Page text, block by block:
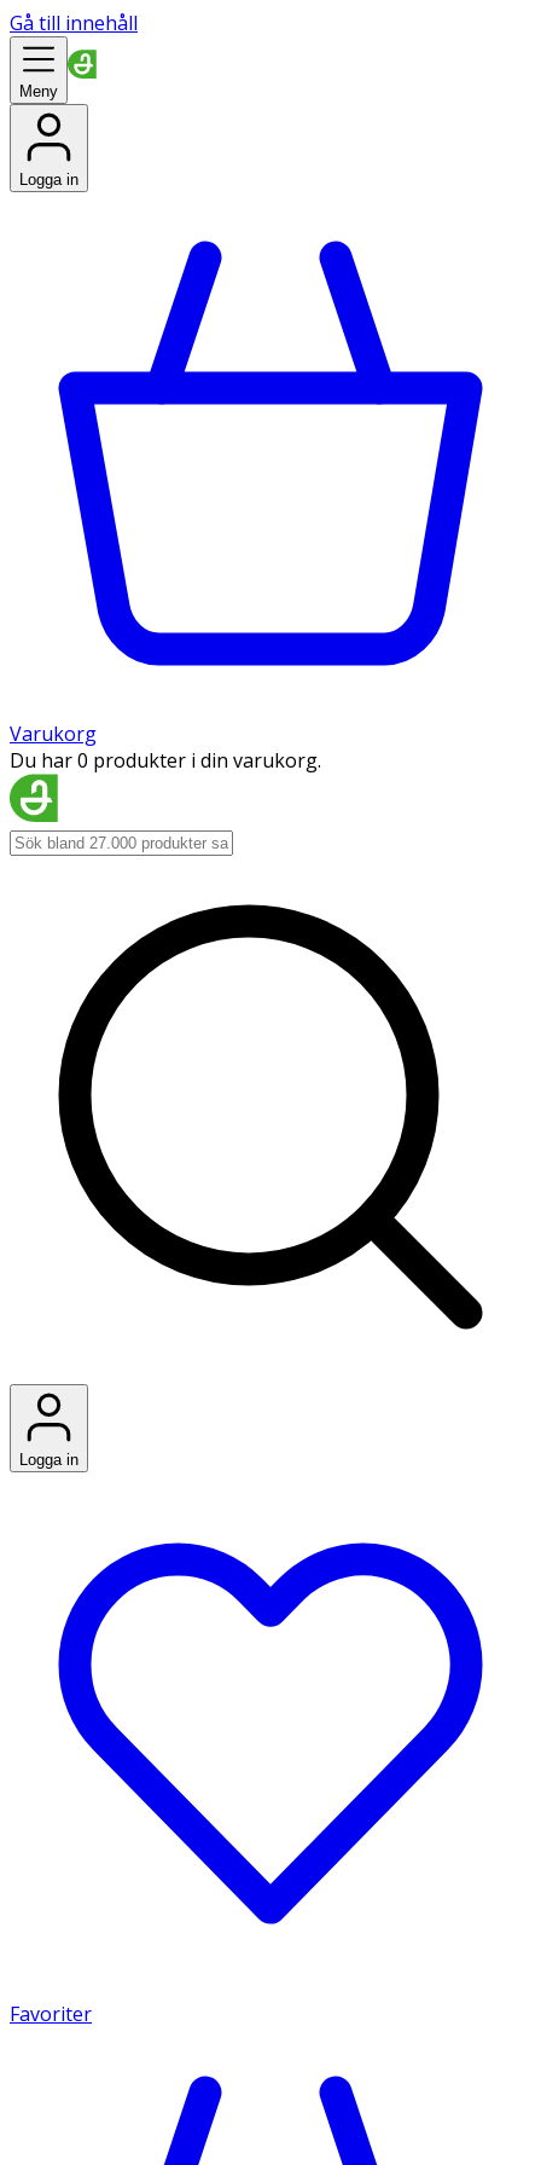
Gå till innehåll
Meny
Logga in
Varukorg
Du har 0 produkter i din varukorg.
Logga in
Favoriter